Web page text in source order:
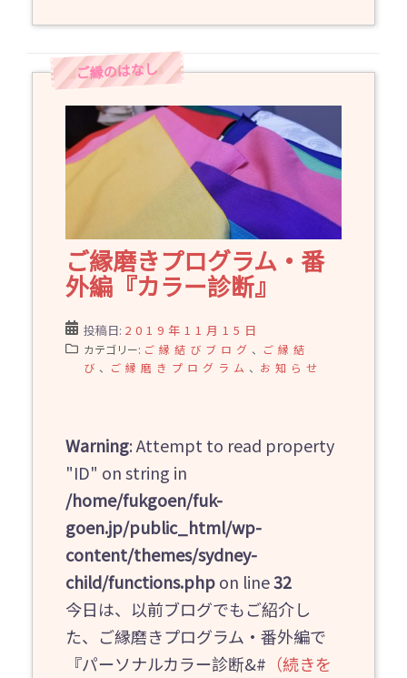
ご縁磨きプログラム・番
外編『カラー診断』
投稿日: 2019年11月15日
カテゴリー: ご縁結びブログ 、
ご縁結
び 、 ご縁磨きプログラム 、 お知らせ
Warning: Attempt to read property
"ID" on string in
/home/fukgoen/fuk-
goen.jp/public_html/wp-
content/themes/sydney-
child/functions.phpon line32
今日は、以前ブログでもご紹介し
た、ご縁磨きプログラム・番外編で
『パーソナルカラー診断&# （続きを